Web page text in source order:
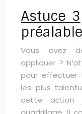
Astuce 3
préalable
Vous avez
appliquer ?
pour effectuer
les plus
cette action